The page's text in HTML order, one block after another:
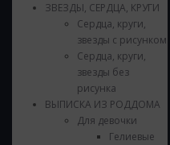
ЗВЕЗДЫ, СЕРДЦА, КРУГИ
Сердца, круги,
звезды с рисунком
Сердца, круги,
звезды без
рисунка
ВЫПИСКА ИЗ РОДДОМА
Для девочки
Гелиевые